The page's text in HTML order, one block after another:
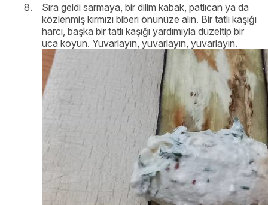
Sıra geldi sarmaya, bir dilim kabak, patlıcan ya da
közlenmiş kırmızı biberi önünüze alın. Bir tatlı kaşığı
harcı, başka bir tatlı kaşığı yardımıyla düzeltip bir
uca koyun. Yuvarlayın, yuvarlayın, yuvarlayın.